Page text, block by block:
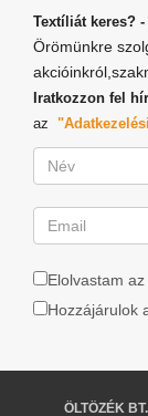
Textíliát keres? -
Örömünkre
Iratkozzon fel
az
Elolvastam
Hozzájárulok
ÖLTÖZÉK BT.